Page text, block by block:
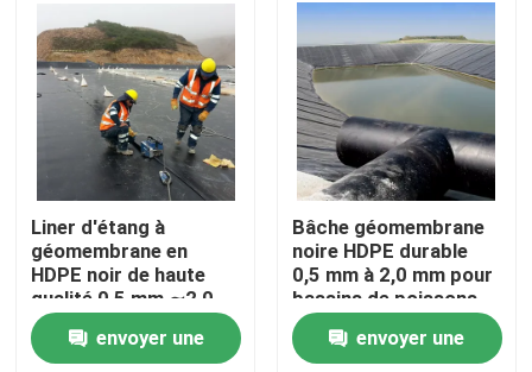
Aperçu
Produits
Vidéos
Liner d'étang à
géomembrane en
HDPE noir de haute
qualité 0,5 mm ∼2,0
mm pour l'élevage de
poissons, les étangs
envoyer une
Bâche géomembrane
noire HDPE durable
0,5 mm à 2,0 mm pour
bassins de poissons
circulaires, étangs
d'aquaculture,
envoyer une